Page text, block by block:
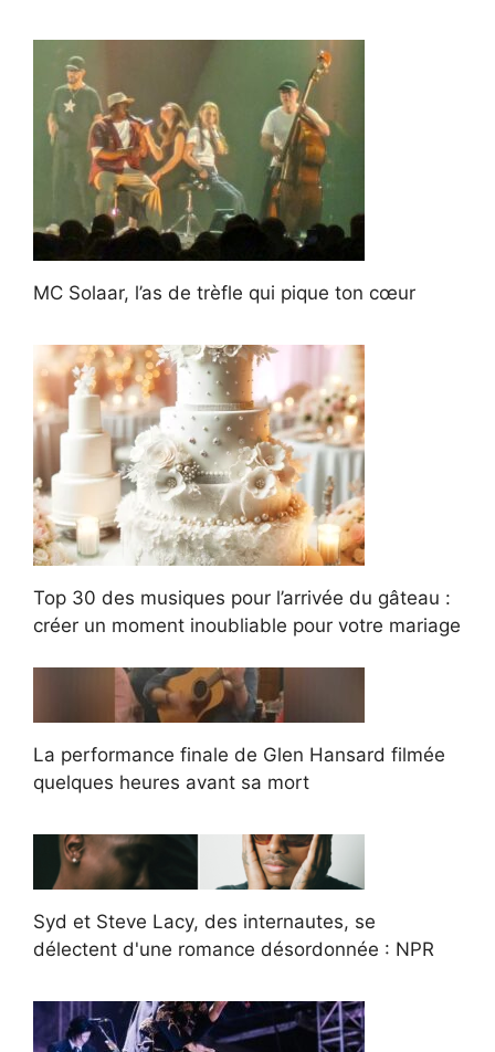
MC Solaar, l’as de trèfle qui pique ton cœur
Top 30 des musiques pour l’arrivée du gâteau :
créer un moment inoubliable pour votre mariage
La performance finale de Glen Hansard filmée
quelques heures avant sa mort
Syd et Steve Lacy, des internautes, se
délectent d'une romance désordonnée : NPR